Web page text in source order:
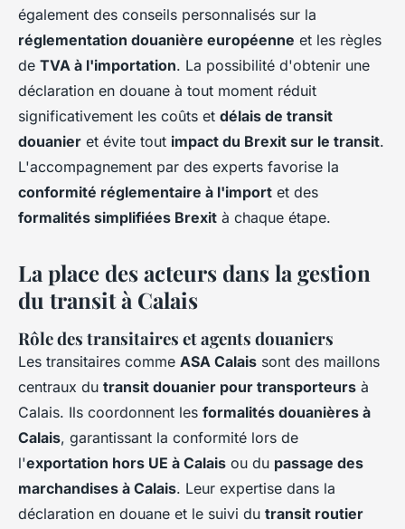
également des conseils personnalisés sur la
réglementation douanière européenne et les règles
de TVA à l'importation. La possibilité d'obtenir une
déclaration en douane à tout moment réduit
significativement les coûts et délais de transit
douanier et évite tout impact du Brexit sur le transit.
L'accompagnement par des experts favorise la
conformité réglementaire à l'import et des
formalités simplifiées Brexit à chaque étape.
La place des acteurs dans la gestion
du transit à Calais
Rôle des transitaires et agents douaniers
Les transitaires comme ASA Calais sont des maillons
centraux du transit douanier pour transporteurs à
Calais. Ils coordonnent les formalités douanières à
Calais, garantissant la conformité lors de
l'exportation hors UE à Calais ou du passage des
marchandises à Calais. Leur expertise dans la
déclaration en douane et le suivi du transit routier